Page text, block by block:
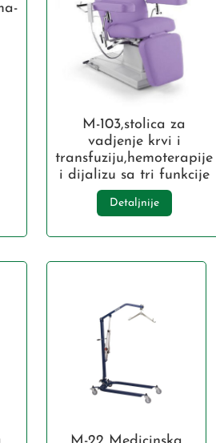
M-103,stolica za
vadjenje krvi i
transfuziju,hemoterapije
i dijalizu sa tri funkcije
Detaljnije